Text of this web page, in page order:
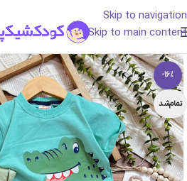
Skip to navigation
Skip to main content
-16%
تمام‌شد